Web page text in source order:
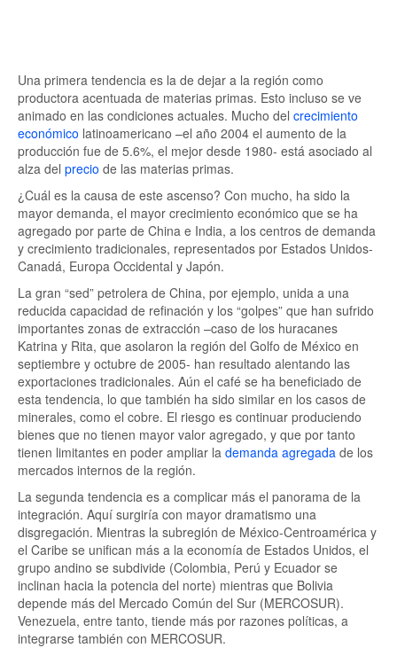
Una primera tendencia es la de dejar a la región como
productora acentuada de materias primas. Esto incluso se ve
animado en las condiciones actuales. Mucho del crecimiento
económico latinoamericano –el año 2004 el aumento de la
producción fue de 5.6%, el mejor desde 1980- está asociado al
alza del precio de las materias primas.
¿Cuál es la causa de este ascenso? Con mucho, ha sido la
mayor demanda, el mayor crecimiento económico que se ha
agregado por parte de China e India, a los centros de demanda
y crecimiento tradicionales, representados por Estados Unidos-
Canadá, Europa Occidental y Japón.
La gran “sed” petrolera de China, por ejemplo, unida a una
reducida capacidad de refinación y los “golpes” que han sufrido
importantes zonas de extracción –caso de los huracanes
Katrina y Rita, que asolaron la región del Golfo de México en
septiembre y octubre de 2005- han resultado alentando las
exportaciones tradicionales. Aún el café se ha beneficiado de
esta tendencia, lo que también ha sido similar en los casos de
minerales, como el cobre. El riesgo es continuar produciendo
bienes que no tienen mayor valor agregado, y que por tanto
tienen limitantes en poder ampliar la demanda agregada de los
mercados internos de la región.
La segunda tendencia es a complicar más el panorama de la
integración. Aquí surgiría con mayor dramatismo una
disgregación. Mientras la subregión de México-Centroamérica y
el Caribe se unifican más a la economía de Estados Unidos, el
grupo andino se subdivide (Colombia, Perú y Ecuador se
inclinan hacia la potencia del norte) mientras que Bolivia
depende más del Mercado Común del Sur (MERCOSUR).
Venezuela, entre tanto, tiende más por razones políticas, a
integrarse también con MERCOSUR.